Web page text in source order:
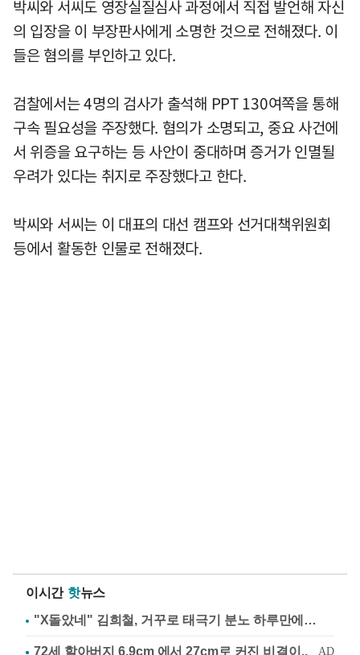
박씨와 서씨도 영장실질심사 과정에서 직접 발언해 자신
의 입장을 이 부장판사에게 소명한 것으로 전해졌다. 이
들은 혐의를 부인하고 있다.
검찰에서는 4명의 검사가 출석해 PPT 130여쪽을 통해
구속 필요성을 주장했다. 혐의가 소명되고, 중요 사건에
서 위증을 요구하는 등 사안이 중대하며 증거가 인멸될
우려가 있다는 취지로 주장했다고 한다.
박씨와 서씨는 이 대표의 대선 캠프와 선거대책위원회
등에서 활동한 인물로 전해졌다.
이시간 핫뉴스
"X돌았네" 김희철, 거꾸로 태극기 분노 하루만에…